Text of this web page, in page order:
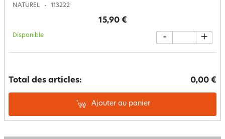
NATUREL 113222
15,90 €
Disponible - +
Total des articles: 0,00 €
Ajouter au panier